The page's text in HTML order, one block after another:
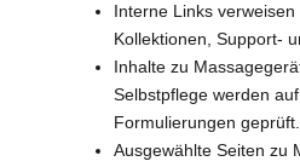
Interne Links
Kollektionen, Support-
Inhalte zu
Selbstpflege werden
Formulierungen geprüft.
Ausgewählte Seiten zu